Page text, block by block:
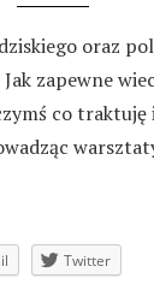
oraz
zapewne
co traktuję
Twitter